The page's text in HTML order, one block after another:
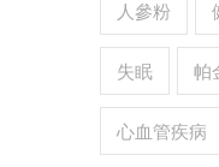
人參粉
失眠 帕
心血管疾病